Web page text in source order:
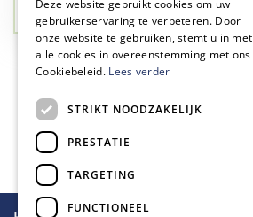
✅Groen, dat is wat we doen
Omschrijving
Specificaties
Merk
Deze website gebruikt cookies om uw
gebruikerservaring te verbeteren. Door
onze website te gebruiken, stemt u in met
alle cookies in overeenstemming met ons
Cookiebeleid. Lees verder
STRIKT NOODZAKELIJK
PRESTATIE
TARGETING
FUNCTIONEEL